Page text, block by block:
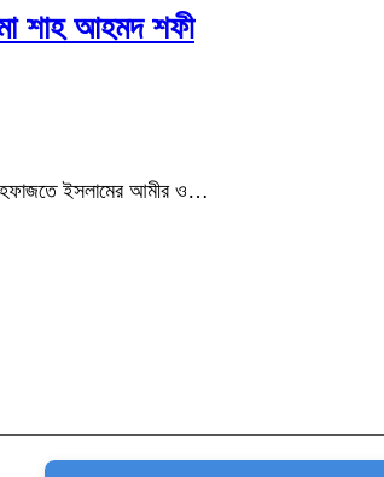
শাহ আহমদ শফী
হেফাজতে ইসলামের আমীর ও…